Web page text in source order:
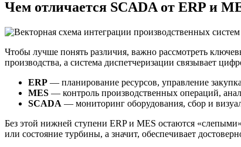
Чем отличается SCADA от ERP и
Чтобы лучше понять различия, важно рассмотреть
производства, а система диспетчеризации связывает
ERP — планирование ресурсов, управление
MES — контроль производственных операций,
SCADA — мониторинг оборудования, сбор и
Без этой нижней ступени ERP и MES остаются
или состояние турбины, а значит, обеспечивает